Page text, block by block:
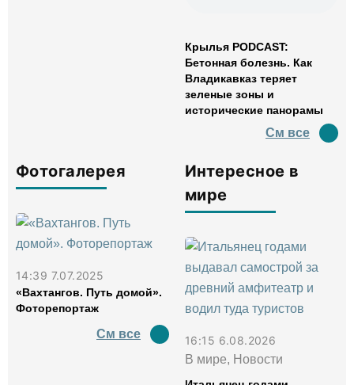
Крылья PODCAST:
Бетонная болезнь. Как
Владикавказ теряет
зеленые зоны и
исторические панорамы
См все
Фотогалерея
14:39 7.07.2025
«Вахтангов. Путь домой».
Фоторепортаж
См все
Интересное в
мире
16:15 6.08.2026
В мире, Новости